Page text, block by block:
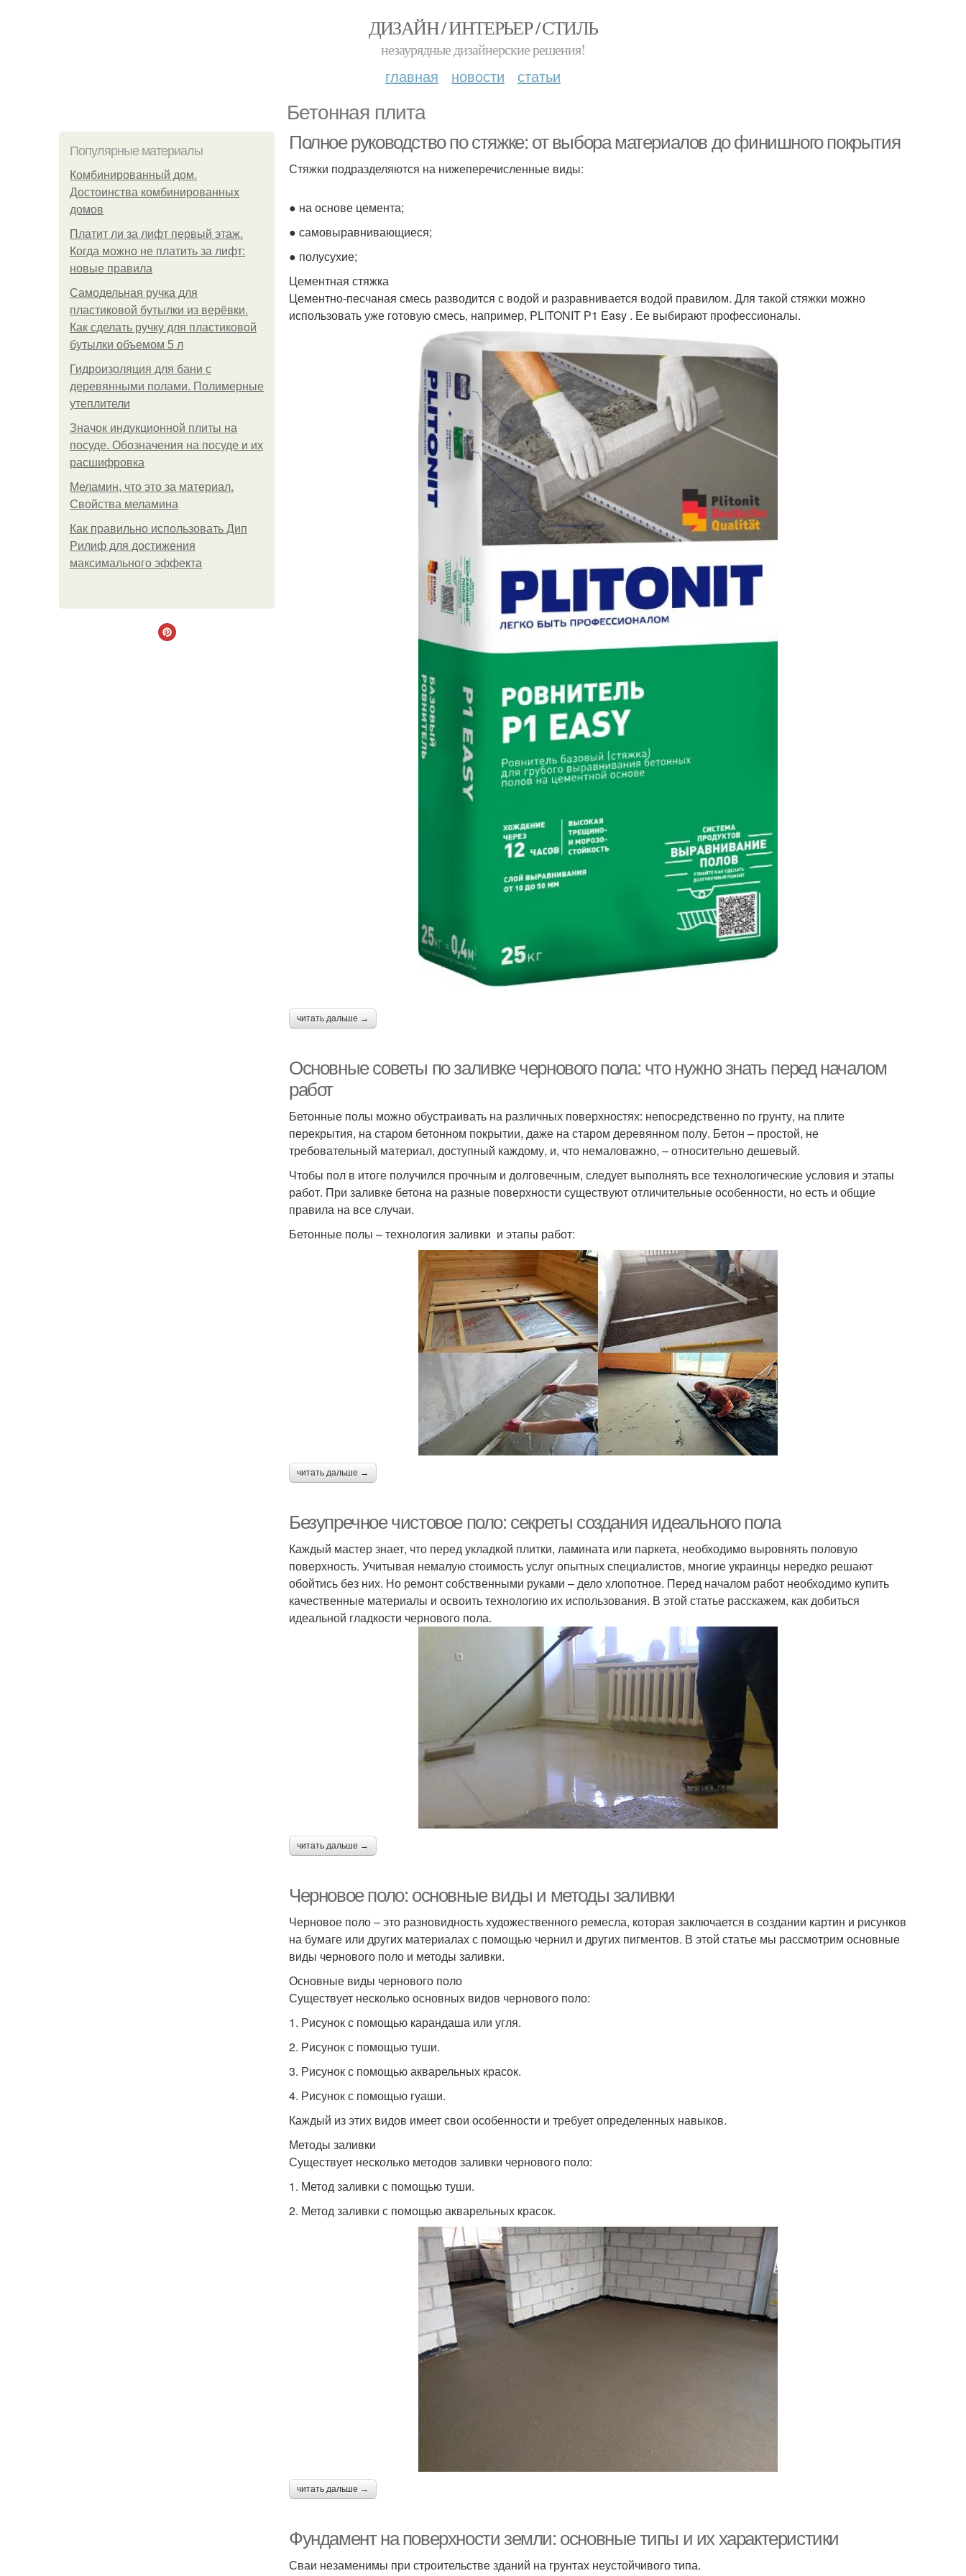
ДИЗАЙН / ИНТЕРЬЕР / СТИЛЬ
незаурядные дизайнерские решения!
главная новости статьи
Бетонная плита
Популярные материалы
Комбинированный дом.
Достоинства комбинированных
домов
Платит ли за лифт первый этаж.
Когда можно не платить за лифт:
новые правила
Самодельная ручка для
пластиковой бутылки из верёвки.
Как сделать ручку для пластиковой
бутылки объемом 5 л
Гидроизоляция для бани с
деревянными полами. Полимерные
утеплители
Значок индукционной плиты на
посуде. Обозначения на посуде и их
расшифровка
Меламин, что это за материал.
Свойства меламина
Как правильно использовать Дип
Рилиф для достижения
максимального эффекта
Полное руководство по стяжке: от выбора материалов до финишного покрытия
Стяжки подразделяются на нижеперечисленные виды:
● на основе цемента;
● самовыравнивающиеся;
● полусухие;
Цементная стяжка
Цементно-песчаная смесь разводится с водой и разравнивается водой правилом. Для такой стяжки можно
использовать уже готовую смесь, например, PLITONIT Р1 Easy . Ее выбирают профессионалы.
читать дальше →
Основные советы по заливке чернового пола: что нужно знать перед началом
работ
Бетонные полы можно обустраивать на различных поверхностях: непосредственно по грунту, на плите
перекрытия, на старом бетонном покрытии, даже на старом деревянном полу. Бетон – простой, не
требовательный материал, доступный каждому, и, что немаловажно, – относительно дешевый.
Чтобы пол в итоге получился прочным и долговечным, следует выполнять все технологические условия и этапы
работ. При заливке бетона на разные поверхности существуют отличительные особенности, но есть и общие
правила на все случаи.
Бетонные полы – технология заливки и этапы работ:
читать дальше →
Безупречное чистовое поло: секреты создания идеального пола
Каждый мастер знает, что перед укладкой плитки, ламината или паркета, необходимо выровнять половую
поверхность. Учитывая немалую стоимость услуг опытных специалистов, многие украинцы нередко решают
обойтись без них. Но ремонт собственными руками – дело хлопотное. Перед началом работ необходимо купить
качественные материалы и освоить технологию их использования. В этой статье расскажем, как добиться
идеальной гладкости чернового пола.
читать дальше →
Черновое поло: основные виды и методы заливки
Черновое поло – это разновидность художественного ремесла, которая заключается в создании картин и рисунков
на бумаге или других материалах с помощью чернил и других пигментов. В этой статье мы рассмотрим основные
виды чернового поло и методы заливки.
Основные виды чернового поло
Существует несколько основных видов чернового поло:
1. Рисунок с помощью карандаша или угля.
2. Рисунок с помощью туши.
3. Рисунок с помощью акварельных красок.
4. Рисунок с помощью гуаши.
Каждый из этих видов имеет свои особенности и требует определенных навыков.
Методы заливки
Существует несколько методов заливки чернового поло:
1. Метод заливки с помощью туши.
2. Метод заливки с помощью акварельных красок.
читать дальше →
Фундамент на поверхности земли: основные типы и их характеристики
Сваи незаменимы при строительстве зданий на грунтах неустойчивого типа.